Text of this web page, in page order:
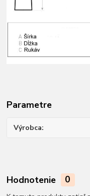
Parametre
Výrobca
Hodnotenie 0